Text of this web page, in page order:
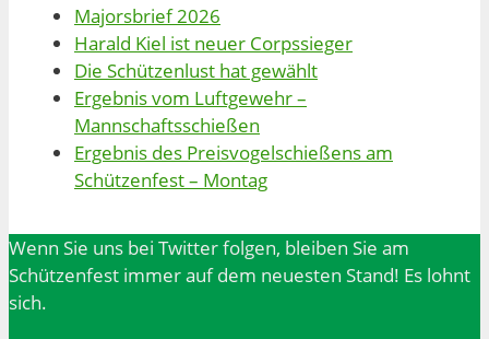
Majorsbrief 2026
Harald Kiel ist neuer Corpssieger
Die Schützenlust hat gewählt
Ergebnis vom Luftgewehr –
Mannschaftsschießen
Ergebnis des Preisvogelschießens am
Schützenfest – Montag
Wenn Sie uns bei Twitter folgen, bleiben Sie am
Schützenfest immer auf dem neuesten Stand! Es lohnt
sich.